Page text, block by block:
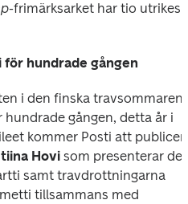
-frimärksarket har tio utrikes
hundrade gången
i den finska travsommaren
gången, detta år i
kommer Posti att
Hovi som presenterar
samt travdrottningarna
tillsammans med